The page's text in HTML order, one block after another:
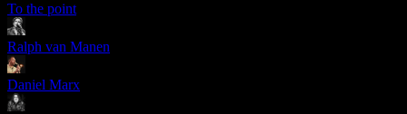
To the point
Ralph van Manen
Daniel Marx